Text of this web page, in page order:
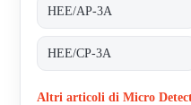
HEE/AP-3A
HEE/CP-3A
Altri articoli di Micro